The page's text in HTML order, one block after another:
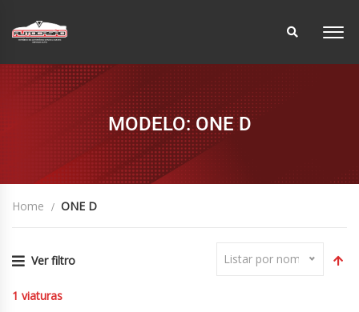
MODELO: ONE D
Home ONE D
Ver filtro Listar por nome
1 viaturas